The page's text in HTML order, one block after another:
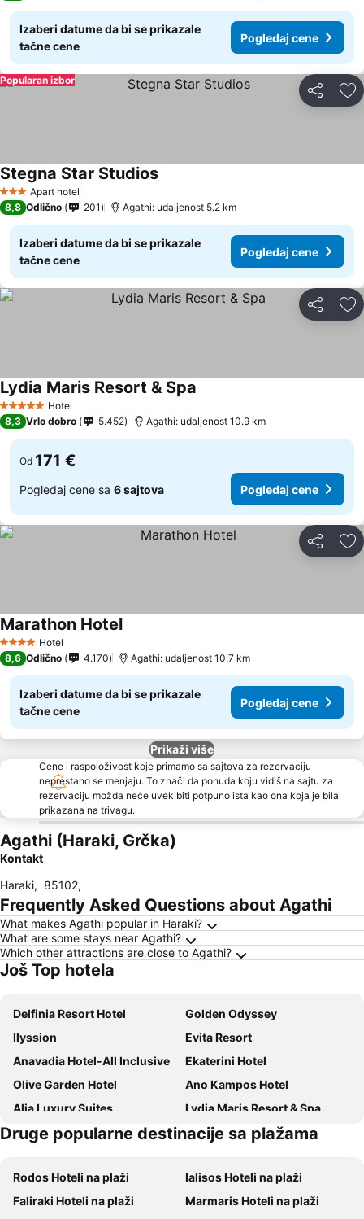
Izaberi datume da bi se prikazale
tačne cene
Pogledaj cene
Deli
Popularan izbor
3 ZvezdiceApart hotel
Stegna Star Studios
8,8 Odlično 201 Agathi: udaljenost 5.2 km
Izaberi datume da bi se prikazale
tačne cene
Pogledaj cene
Deli
5 ZvezdiceHotel
Lydia Maris Resort & Spa
8,3 Vrlo dobro 5.452 Agathi: udaljenost 10.9 km
Od 171 €
Pogledaj cene sa 6 sajtova Pogledaj cene
Deli
4 ZvezdiceHotel
Marathon Hotel
8,6 Odlično 4.170 Agathi: udaljenost 10.7 km
Izaberi datume da bi se prikazale
tačne cene
Pogledaj cene
Prikaži više
Cene i raspoloživost koje primamo sa sajtova za rezervaciju
neprestano se menjaju. To znači da ponuda koju vidiš na sajtu za
rezervaciju možda neće uvek biti potpuno ista kao ona koja je bila
prikazana na trivagu.
Agathi (Haraki, Grčka)
Kontakt
Haraki, 85102,
Frequently Asked Questions about Agathi
What makes Agathi popular in Haraki?
What are some stays near Agathi?
Which other attractions are close to Agathi?
Još Top hotela
Delfinia Resort Hotel
Golden Odyssey
Ilyssion
Evita Resort
Anavadia Hotel-All Inclusive
Ekaterini Hotel
Olive Garden Hotel
Ano Kampos Hotel
Alia Luxury Suites
Lydia Maris Resort & Spa
Golden Days
Belvita Hotel
Marathon Hotel
Cyprotel Faliraki
Villa Olive Grove
White Olive Premium Lindos
Druge popularne destinacije sa plažama
Rodos Hoteli na plaži
Ialisos Hoteli na plaži
Faliraki Hoteli na plaži
Marmaris Hoteli na plaži